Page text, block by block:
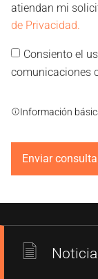
atiendan mi
de Privacidad.
Consiento el
comunicaciones
Información
Enviar consulta